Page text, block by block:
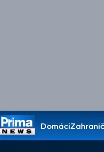
Domácí
Pořady